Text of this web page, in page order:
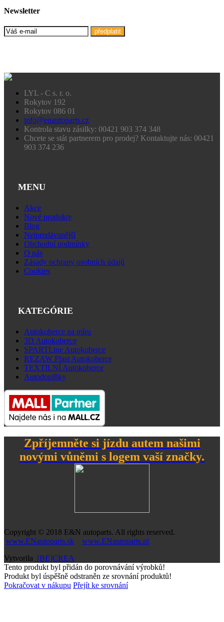
Newsletter
předplatit
LYL - C s. r. o.
Rokytov 192
Rokytov 086 01
info@enautoparts.cz
Kontrola stavu zásilky: 00421 903 374 348
Chcete se stát partnerem pro prodej? Kontaktujte nás: 00421
903 374 236
MENU
Akce
Nové produkty
Blog
Nejprodávanější
Obchodní podmínky
O nás
Zásady ochrany osobních údajů
Cookies
KATEGÓRIE
Autokoberce na míru
3D Autokoberce
SPARTLine Autokoberce
REZAW Plast Autokoberce
TEXTILNÍ Autokoberce
Autodoplňky
Zpříjemněte si jízdu autem našimi
novými vůněmi s logem vaší značky.
Copyright © 2018 E&N autoparts. All rights reserved.
www.ENautoparts.sk
www.ENautoparts.pl
Vytvorila [BE]CREA
Tento produkt byl přidán do porovnávání výrobků!
Produkt byl úspěšně odstraněn ze srovnání produktů!
Pokračovat v nákupu Přejít ke srovnání